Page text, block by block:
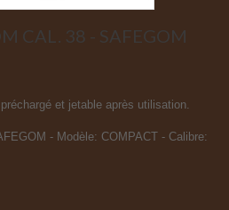
CAL. 38 - SAFEGOM
et jetable après utilisation.
- Modèle: COMPACT - Calibre: